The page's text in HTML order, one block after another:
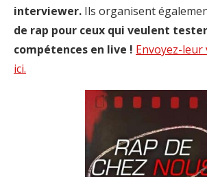
interviewer. Ils organisent
de rap pour ceux qui veulent
compétences en live ! Envoyez-
ici.